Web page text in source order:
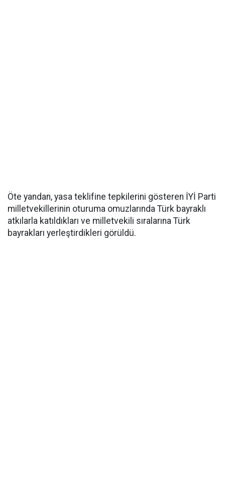
Öte yandan, yasa teklifine tepkilerini gösteren İYİ Parti
milletvekillerinin oturuma omuzlarında Türk bayraklı
atkılarla katıldıkları ve milletvekili sıralarına Türk
bayrakları yerleştirdikleri görüldü.